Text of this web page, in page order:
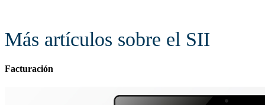
Más artículos sobre el SII
Facturación